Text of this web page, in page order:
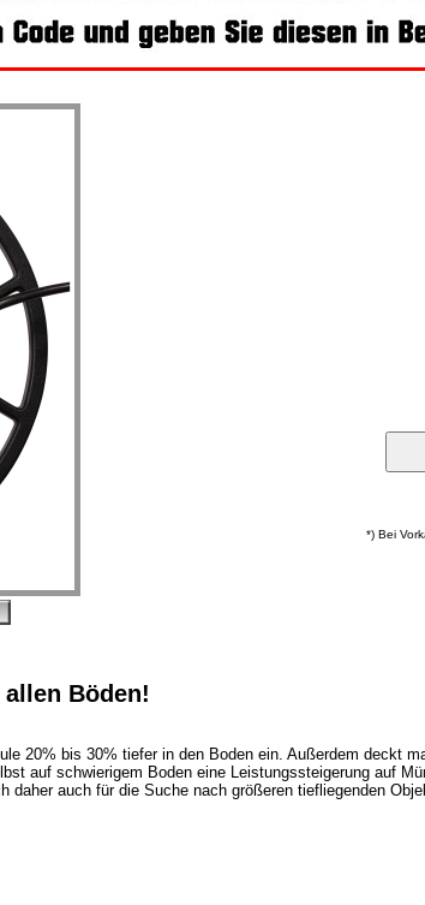
*) Bei
Böden!
20% bis 30% tiefer in den Boden ein. Außerdem deckt
auf schwierigem Boden eine Leistungssteigerung auf
auch für die Suche nach größeren tiefliegenden